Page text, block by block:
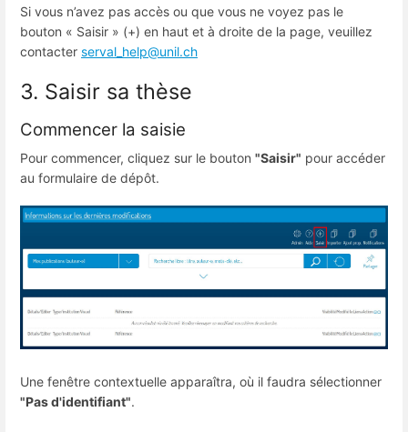
Si vous n’avez pas accès ou que vous ne voyez pas le
bouton « Saisir » (+) en haut et à droite de la page, veuillez
contacter serval_help@unil.ch
3. Saisir sa thèse
Commencer la saisie
Pour commencer, cliquez sur le bouton "Saisir" pour accéder
au formulaire de dépôt.
Une fenêtre contextuelle apparaîtra, où il faudra sélectionner
"Pas d'identifiant".